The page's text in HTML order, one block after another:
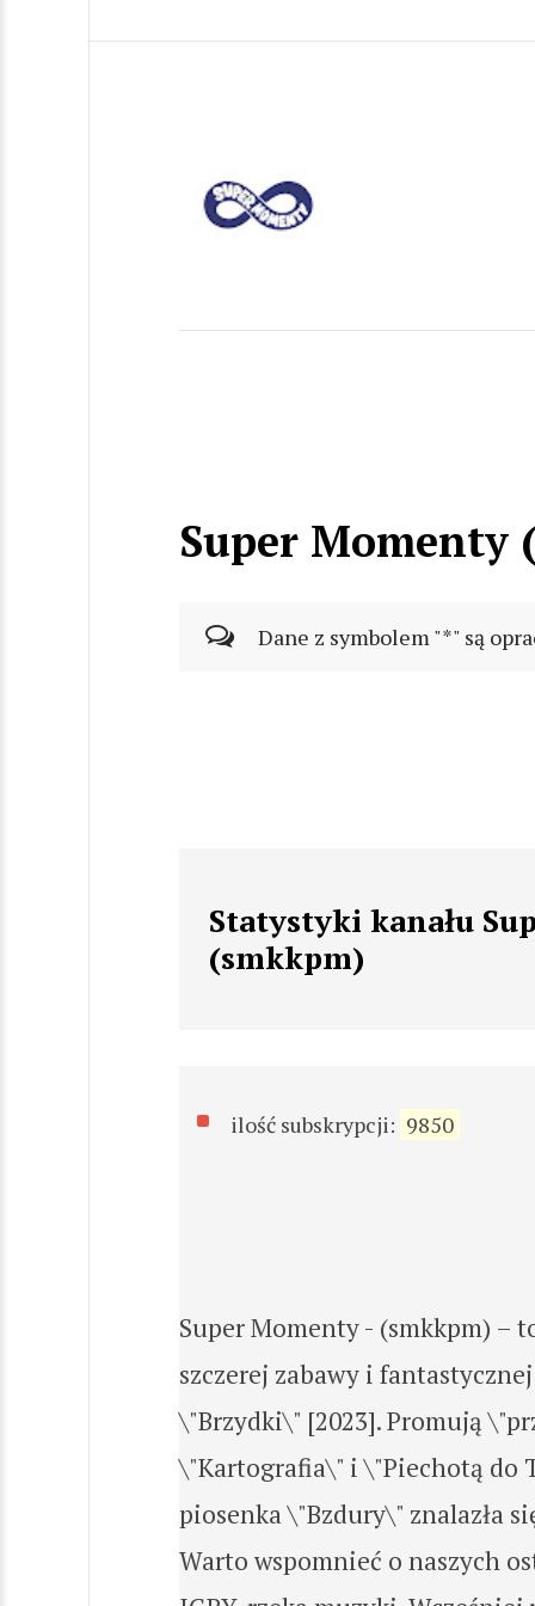
Super Momenty
Dane z symbolem "*" są
Statystyki kanału
(smkkpm)
ilość subskrypcji: 9850
Super Momenty - (smkkpm) –
szczerej zabawy i
\"Brzydki\" [2023]. Promują
\"Kartografia\" i \"Piechotą do
piosenka \"Bzdury\" znalazła
Warto wspomnieć o naszych